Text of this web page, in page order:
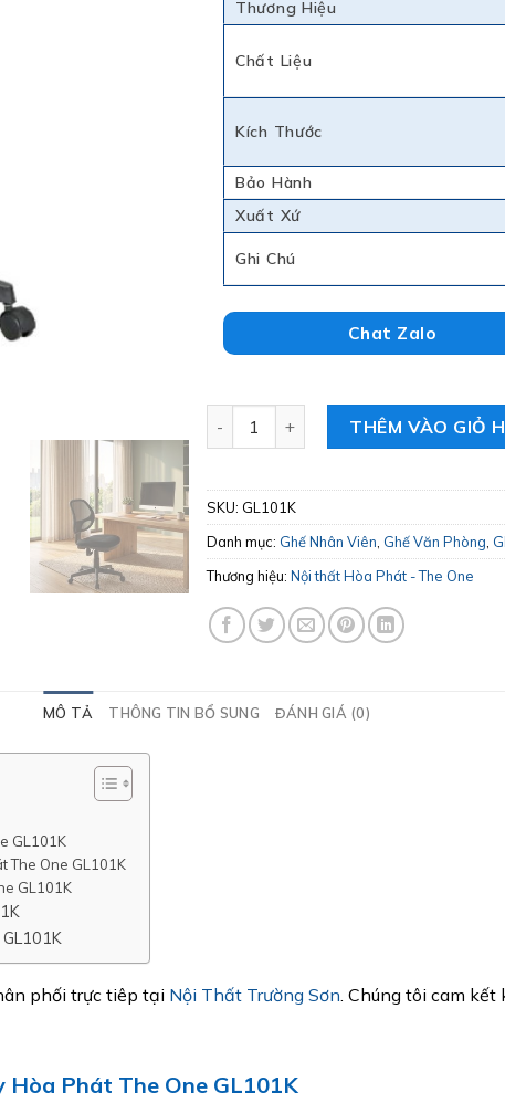
Thương Hiệu
Chất Liệu
Kích Thước
Bảo Hành
Xuất Xứ
Ghi Chú
Chat Zalo
Ghế Văn Phòng Chân Xoay Hòa Phát
THÊM VÀO GIỎ
SKU: GL101K
Danh mục: Ghế Nhân Viên Ghế Văn Phòng
Thương hiệu: Nội thất Hòa Phát - The One
MÔ TẢ THÔNG TIN BỔ SUNG ĐÁNH GIÁ (0)
GL101K
The One GL101K
GL101K
phối trực tiêp tại Nội Thất Trường Sơn . Chúng tôi cam
Hòa Phát The One GL101K